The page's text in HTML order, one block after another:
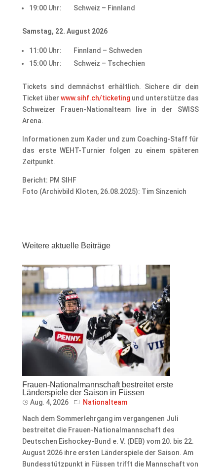
19:00 Uhr: Schweiz – Finnland
Samstag, 22. August 2026
11:00 Uhr: Finnland – Schweden
15:00 Uhr: Schweiz – Tschechien
Tickets sind demnächst erhältlich. Sichere dir dein
Ticket über www.sihf.ch/ticketingund unterstütze das
Schweizer Frauen-Nationalteam live in der SWISS
Arena.
Informationen zum Kader und zum Coaching-Staff für
das erste WEHT-Turnier folgen zu einem späteren
Zeitpunkt.
Bericht: PM SIHF
Foto (Archivbild Kloten, 26.08.2025): Tim Sinzenich
Weitere aktuelle Beiträge
Frauen-Nationalmannschaft bestreitet erste
Länderspiele der Saison in Füssen
Aug. 4, 2026 Nationalteam
Nach dem Sommerlehrgang im vergangenen Juli
bestreitet die Frauen-Nationalmannschaft des
Deutschen Eishockey-Bund e. V. (DEB) vom 20. bis 22.
August 2026 ihre ersten Länderspiele der Saison. Am
Bundesstützpunkt in Füssen trifft die Mannschaft von